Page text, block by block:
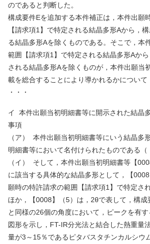
のであると判断した。
構成要件Eを追加する本件補正は，本件出願
【請求項1 】で特定される結晶多形Aから，
る結晶多形Aを除くものである。そこで，本
範囲【請求項1 】で特定される結晶多形Aか
される結晶多形Aを除くものが，本件出願当
載を総合することにより導かれるかについて
・・・
イ 本件出願当初明細書等に開示された結晶
事項
（ア）
本件出願当初明細書等にいう結晶多
明細書等において名付けられたものである（
（イ）
そして，本件出願当初明細書等【
に該当する具体的な結晶多形として，【0008
願時の特許請求の範囲【請求項1】で特定さ
ほか，【0008】（5）は， 2θで表して，構成
と同様の26個の角度において，ピークを有
図形を示し， FT-IR分光法と結合した熱重量
量が3 ～ 15％であるピタバスタチンカルシウ